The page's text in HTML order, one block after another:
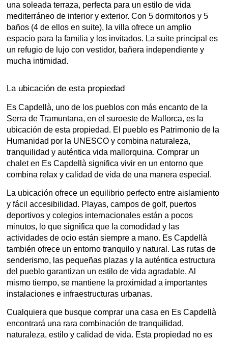
una soleada terraza, perfecta para un estilo de vida
mediterráneo de interior y exterior. Con 5 dormitorios y 5
baños (4 de ellos en suite), la villa ofrece un amplio
espacio para la familia y los invitados. La suite principal es
un refugio de lujo con vestidor, bañera independiente y
mucha intimidad.
La ubicación de esta propiedad
Es Capdellà, uno de los pueblos con más encanto de la
Serra de Tramuntana, en el suroeste de Mallorca, es la
ubicación de esta propiedad. El pueblo es Patrimonio de la
Humanidad por la UNESCO y combina naturaleza,
tranquilidad y auténtica vida mallorquina. Comprar un
chalet en Es Capdellà significa vivir en un entorno que
combina relax y calidad de vida de una manera especial.
La ubicación ofrece un equilibrio perfecto entre aislamiento
y fácil accesibilidad. Playas, campos de golf, puertos
deportivos y colegios internacionales están a pocos
minutos, lo que significa que la comodidad y las
actividades de ocio están siempre a mano. Es Capdellà
también ofrece un entorno tranquilo y natural. Las rutas de
senderismo, las pequeñas plazas y la auténtica estructura
del pueblo garantizan un estilo de vida agradable. Al
mismo tiempo, se mantiene la proximidad a importantes
instalaciones e infraestructuras urbanas.
Cualquiera que busque comprar una casa en Es Capdellà
encontrará una rara combinación de tranquilidad,
naturaleza, estilo y calidad de vida. Esta propiedad no es